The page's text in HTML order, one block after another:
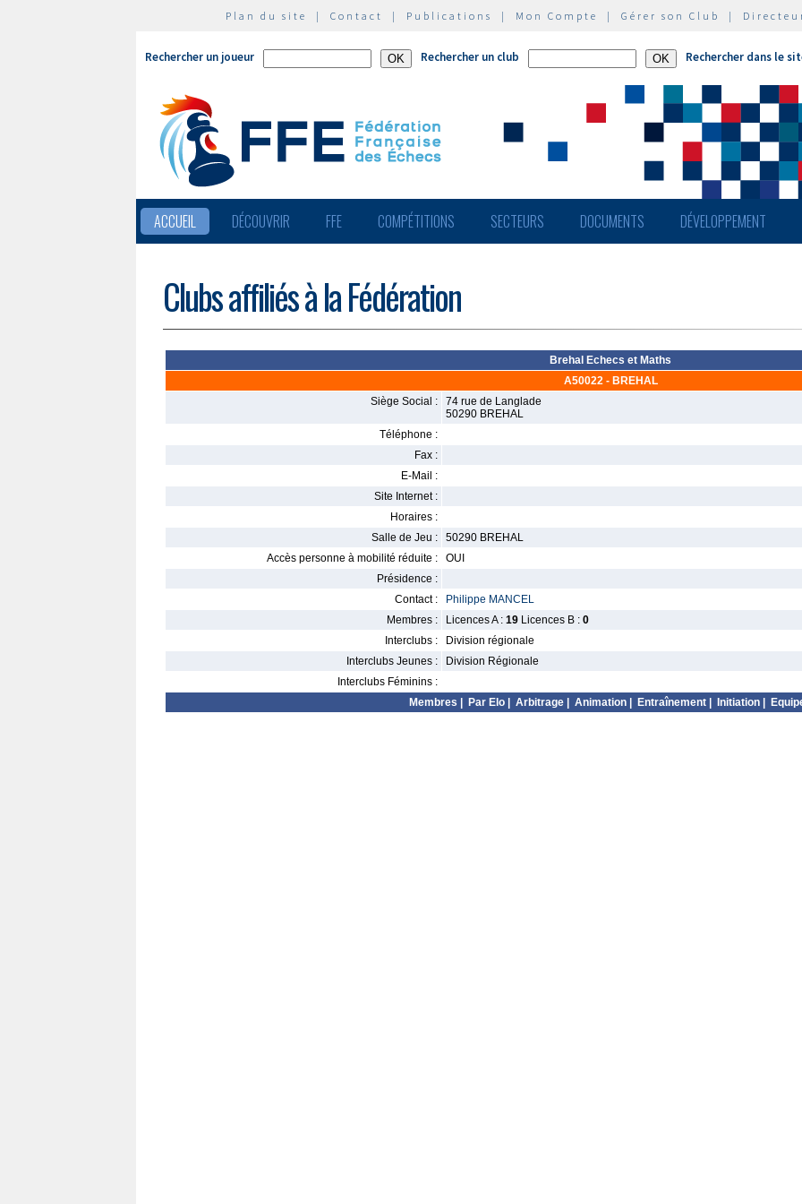
Plan du site | Contact | Publications | Mon Compte | Gérer son Club |
Rechercher un joueur Rechercher un club Rechercher dans le
ACCUEIL DÉCOUVRIR FFE COMPÉTITIONS SECTEURS DOCUMENTS DÉVELOPPEMENT
Clubs affiliés à la Fédération
Brehal Echecs et Maths
A50022 - BREHAL
Siège Social :
74 rue de Langlade
50290 BREHAL
Téléphone :
Fax :
E-Mail :
Site Internet :
Horaires :
Salle de Jeu :
50290 BREHAL
Accès personne à mobilité réduite :
OUI
Présidence :
Contact :
Philippe MANCEL
Membres :
Licences A : 19 Licences B : 0
Interclubs :
Division régionale
Interclubs Jeunes :
Division Régionale
Interclubs Féminins :
Membres
Par Elo Arbitrage Animation Entraînement Initiation